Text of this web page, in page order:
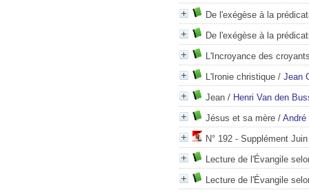
De l'exégèse à la
De l'exégèse à la
L'Incroyance des
L'Ironie christique / Jean
Jean / Henri Van den
Jésus et sa mère / André
N° 192 - Supplément
Lecture de l'Évangile
Lecture de l'Évangile